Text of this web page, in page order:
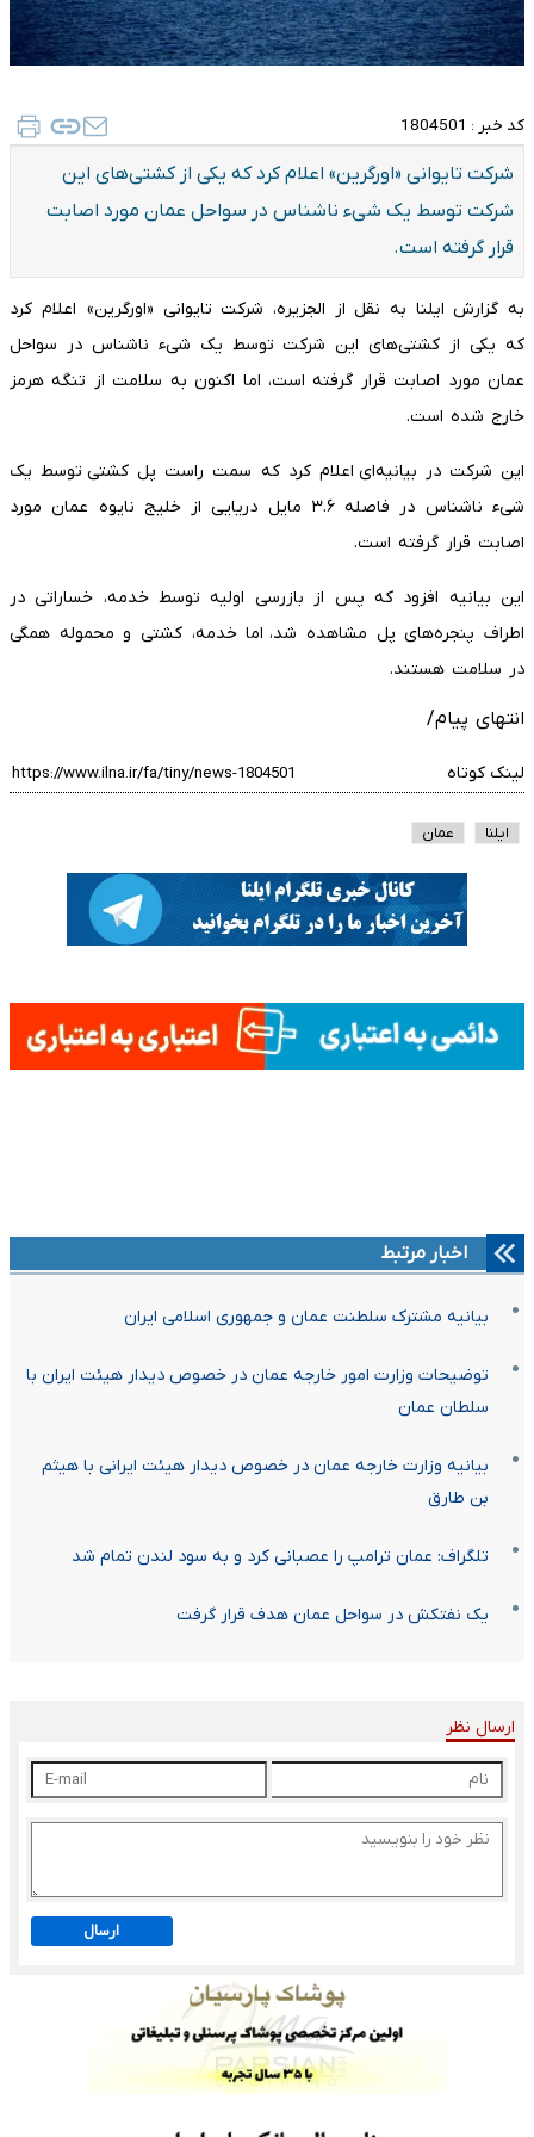
کد خبر : 1804501
شرکت تایوانی «اورگرین» اعلام کرد که یکی از کشتی‌های این
شرکت توسط یک شیء ناشناس در سواحل عمان مورد اصابت
قرار گرفته است.
به گزارش ایلنا به نقل از الجزیره، شرکت تایوانی «اورگرین» اعلام کرد
که یکی از کشتی‌های این شرکت توسط یک شیء ناشناس در سواحل
عمان مورد اصابت قرار گرفته است، اما اکنون به سلامت از تنگه هرمز
خارج شده است.
این شرکت در بیانیه‌ای اعلام کرد که سمت راست پل کشتی توسط یک
شیء ناشناس در فاصله ۳.۶ مایل دریایی از خلیج نایوه عمان مورد
اصابت قرار گرفته است.
این بیانیه افزود که پس از بازرسی اولیه توسط خدمه، خساراتی در
اطراف پنجره‌های پل مشاهده شد، اما خدمه، کشتی و محموله همگی
در سلامت هستند.
انتهای پیام/
لینک کوتاه
ایلنا عمان
اخبار مرتبط
بیانیه مشترک سلطنت عمان و جمهوری اسلامی‌ ایران
توضیحات وزارت امور خارجه عمان در خصوص دیدار هیئت ایران با
سلطان عمان
بیانیه وزارت خارجه عمان در خصوص دیدار هیئت ایرانی با هیثم
بن طارق
تلگراف: عمان ترامپ را عصبانی کرد و به سود لندن تمام شد
یک نفتکش در سواحل عمان هدف قرار گرفت
ارسال نظر
ارسال